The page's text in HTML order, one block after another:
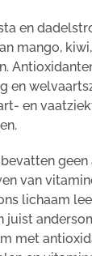
en
mango,
en
en
van
lichaam
juist
met